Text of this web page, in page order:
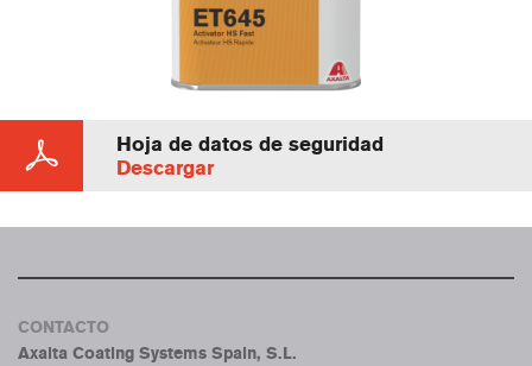
Hoja de datos de seguridad
Descargar
CONTACTO
Axalta Coating Systems Spain, S.L.